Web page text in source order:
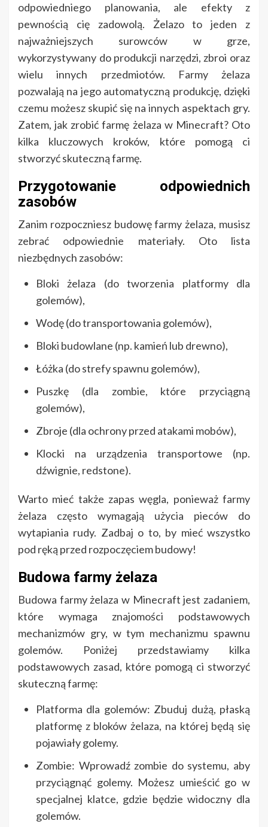
odpowiedniego planowania, ale efekty z
pewnością cię zadowolą. Żelazo to jeden z
najważniejszych surowców w grze,
wykorzystywany do produkcji narzędzi, zbroi oraz
wielu innych przedmiotów. Farmy żelaza
pozwalają na jego automatyczną produkcję, dzięki
czemu możesz skupić się na innych aspektach gry.
Zatem, jak zrobić farmę żelaza w Minecraft? Oto
kilka kluczowych kroków, które pomogą ci
stworzyć skuteczną farmę.
Przygotowanie odpowiednich
zasobów
Zanim rozpoczniesz budowę farmy żelaza, musisz
zebrać odpowiednie materiały. Oto lista
niezbędnych zasobów:
Bloki żelaza (do tworzenia platformy dla
golemów),
Wodę (do transportowania golemów),
Bloki budowlane (np. kamień lub drewno),
Łóżka (do strefy spawnu golemów),
Puszkę (dla zombie, które przyciągną
golemów),
Zbroje (dla ochrony przed atakami mobów),
Klocki na urządzenia transportowe (np.
dźwignie, redstone).
Warto mieć także zapas węgla, ponieważ farmy
żelaza często wymagają użycia pieców do
wytapiania rudy. Zadbaj o to, by mieć wszystko
pod ręką przed rozpoczęciem budowy!
Budowa farmy żelaza
Budowa farmy żelaza w Minecraft jest zadaniem,
które wymaga znajomości podstawowych
mechanizmów gry, w tym mechanizmu spawnu
golemów. Poniżej przedstawiamy kilka
podstawowych zasad, które pomogą ci stworzyć
skuteczną farmę:
Platforma dla golemów: Zbuduj dużą, płaską
platformę z bloków żelaza, na której będą się
pojawiały golemy.
Zombie: Wprowadź zombie do systemu, aby
przyciągnąć golemy. Możesz umieścić go w
specjalnej klatce, gdzie będzie widoczny dla
golemów.